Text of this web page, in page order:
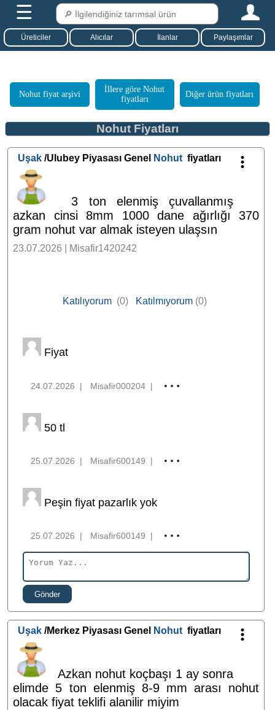
☰
Üreticiler Alıcılar İlanlar Paylaşımlar
Nohut fiyat arşivi
İllere göre Nohut
fiyatları
Diğer ürün fiyatları
Nohut Fiyatları
Uşak /Ulubey Piyasası Genel Nohutfiyatları
3 ton elenmiş çuvallanmış
azkan cinsi 8mm 1000 dane ağırlığı 370
gram nohut var almak isteyen ulaşsın
23.07.2026 | Misafir1420242
Katılıyorum (0) Katılmıyorum (0)
Fiyat
24.07.2026 | Misafir000204 |
50 tl
25.07.2026 | Misafir600149 |
Peşin fiyat pazarlık yok
25.07.2026 | Misafir600149 |
Gönder
Uşak /Merkez Piyasası Genel Nohut fiyatları
Azkan nohut koçbaşı 1 ay sonra
elimde 5 ton elenmiş 8-9 mm arası nohut
olacak fiyat teklifi alanilir miyim